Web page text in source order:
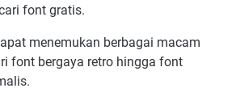
font gratis.
menemukan berbagai macam
font bergaya retro hingga font